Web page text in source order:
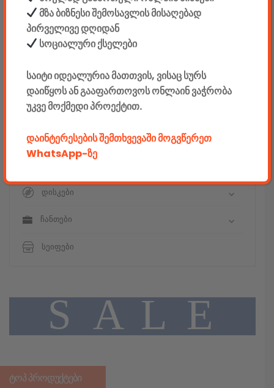
აუდიო & ვიდეო
მანქანის აქსესუარები
ელემენტები
აკკუმულატორები
დისკები
ჩანთები
სეიფები
S A L E
ᲢᲝᲞ ᲞᲠᲝᲓᲣᲥᲢᲔᲑᲘ
მზა ბიზნესი შემოსავლის მისაღებად
პირველივე დღიდან
სოციალური ქსელები
საიტი იდეალურია მათთვის, ვისაც სურს
დაიწყოს ან გააფართოვოს ონლაინ ვაჭრობა
უკვე მოქმედი პროექტით.
დაინტერესების შემთხვევაში მოგვწერეთ
WhatsApp-ზე